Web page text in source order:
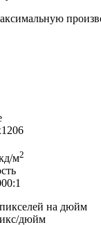
м2
на дюйм
дюйм